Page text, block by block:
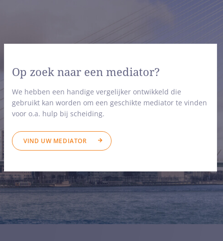
Op zoek naar een mediator?
We hebben een handige vergelijker ontwikkeld die
gebruikt kan worden om een geschikte mediator te vinden
voor o.a. hulp bij scheiding.
VIND UW MEDIATOR